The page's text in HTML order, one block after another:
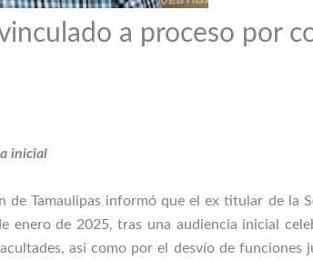
a proceso por
inicial
de Tamaulipas informó que el ex titular de la
enero de 2025, tras una audiencia inicial
así como por el desvío de funciones